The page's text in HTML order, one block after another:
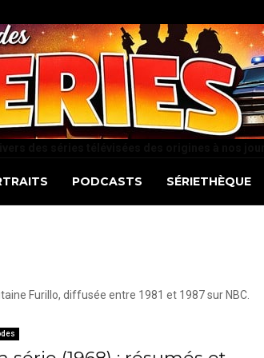
PODCASTS SÉRIETHÈQUE
Furillo, diffusée entre 1981 et 1987 sur NBC.